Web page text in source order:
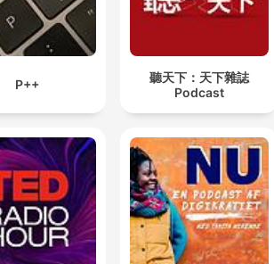
P++
聽天下：天下雜誌
Podcast